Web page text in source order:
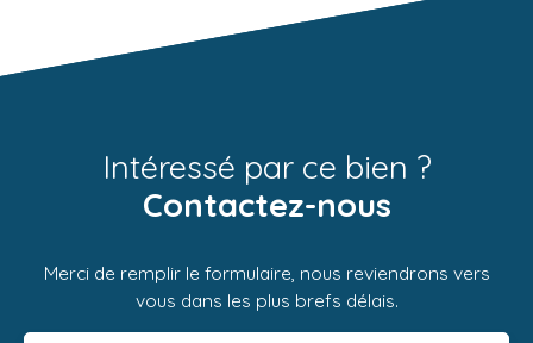
Intéressé par ce bien ?
Contactez-nous
Merci de remplir le formulaire, nous reviendrons vers
vous dans les plus brefs délais.